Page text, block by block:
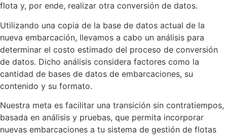
flota y, por ende, realizar otra conversión de datos.
Utilizando una copia de la base de datos actual de la
nueva embarcación, llevamos a cabo un análisis para
determinar el costo estimado del proceso de conversión
de datos. Dicho análisis considera factores como la
cantidad de bases de datos de embarcaciones, su
contenido y su formato.
Nuestra meta es facilitar una transición sin contratiempos,
basada en análisis y pruebas, que permita incorporar
nuevas embarcaciones a tu sistema de gestión de flotas